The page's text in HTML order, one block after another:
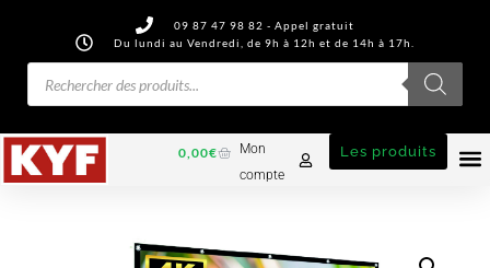
09 87 47 98 82 - Appel gratuit
Du lundi au Vendredi, de 9h à 12h et de 14h à 17h.
Les produits
Mon
compte
0,00€